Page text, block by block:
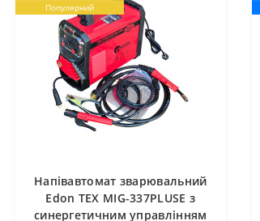
Популярний
Напівавтомат зварювальний
Edon TEX MIG-337PLUSE з
синергетичним управлінням